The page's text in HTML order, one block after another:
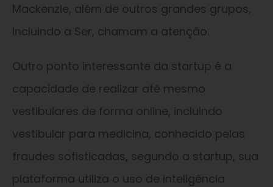
Mackenzie, além de outros grandes grupos,
incluindo a Ser, chamam a atenção.
Outro ponto interessante da startup é a
capacidade de realizar até mesmo
vestibulares de forma online, incluindo
vestibular para medicina, conhecido pelas
fraudes sofisticadas, segundo a startup, sua
plataforma utiliza o uso de inteligência